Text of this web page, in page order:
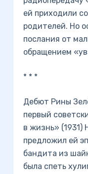
ей приходили
родителей. Но
послания от
обращением
* * *
Дебют Рины
первый
в жизнь» (1931)
предложил ей
бандита из
была спеть